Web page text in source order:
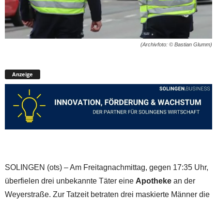
(Archivfoto: © Bastian Glumm)
Anzeige
SOLINGEN (ots) – Am Freitagnachmittag, gegen 17:35 Uhr,
überfielen drei unbekannte Täter eine Apotheke an der
Weyerstraße. Zur Tatzeit betraten drei maskierte Männer die